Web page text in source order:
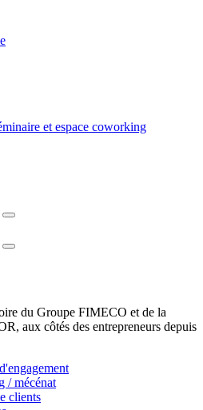
et espace coworking
du Groupe FIMECO et de la
aux côtés des entrepreneurs depuis
/ mécénat
clients